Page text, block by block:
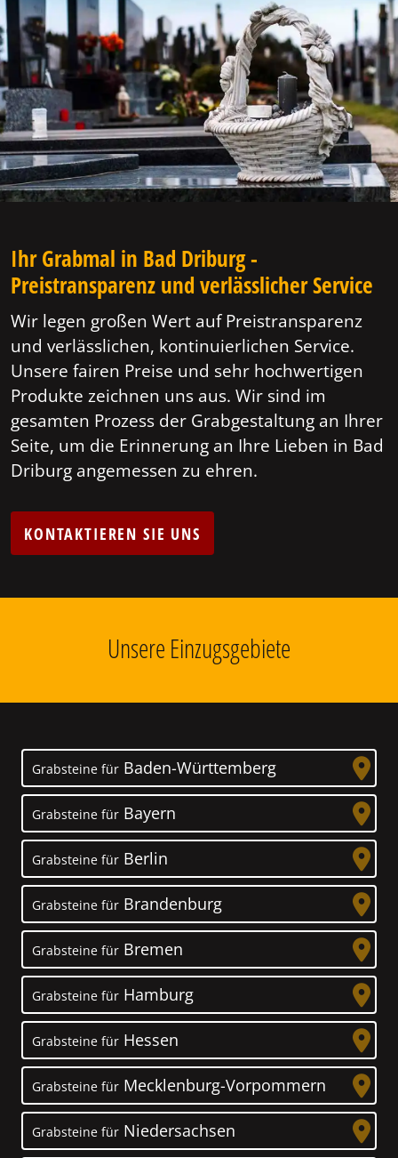
Ihr Grabmal in Bad Driburg -
Preistransparenz und verlässlicher Service
Wir legen großen Wert auf Preistransparenz
und verlässlichen, kontinuierlichen Service.
Unsere fairen Preise und sehr hochwertigen
Produkte zeichnen uns aus. Wir sind im
gesamten Prozess der Grabgestaltung an Ihrer
Seite, um die Erinnerung an Ihre Lieben in Bad
Driburg angemessen zu ehren.
KONTAKTIEREN SIE UNS
Unsere Einzugsgebiete
Grabsteine für Baden-Württemberg
Grabsteine für Bayern
Grabsteine für Berlin
Grabsteine für Brandenburg
Grabsteine für Bremen
Grabsteine für Hamburg
Grabsteine für Hessen
Grabsteine für Mecklenburg-Vorpommern
Grabsteine für Niedersachsen